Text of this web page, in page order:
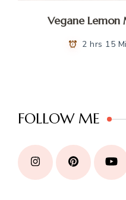
Vegane Lemon
2 hrs 15
FOLLOW ME